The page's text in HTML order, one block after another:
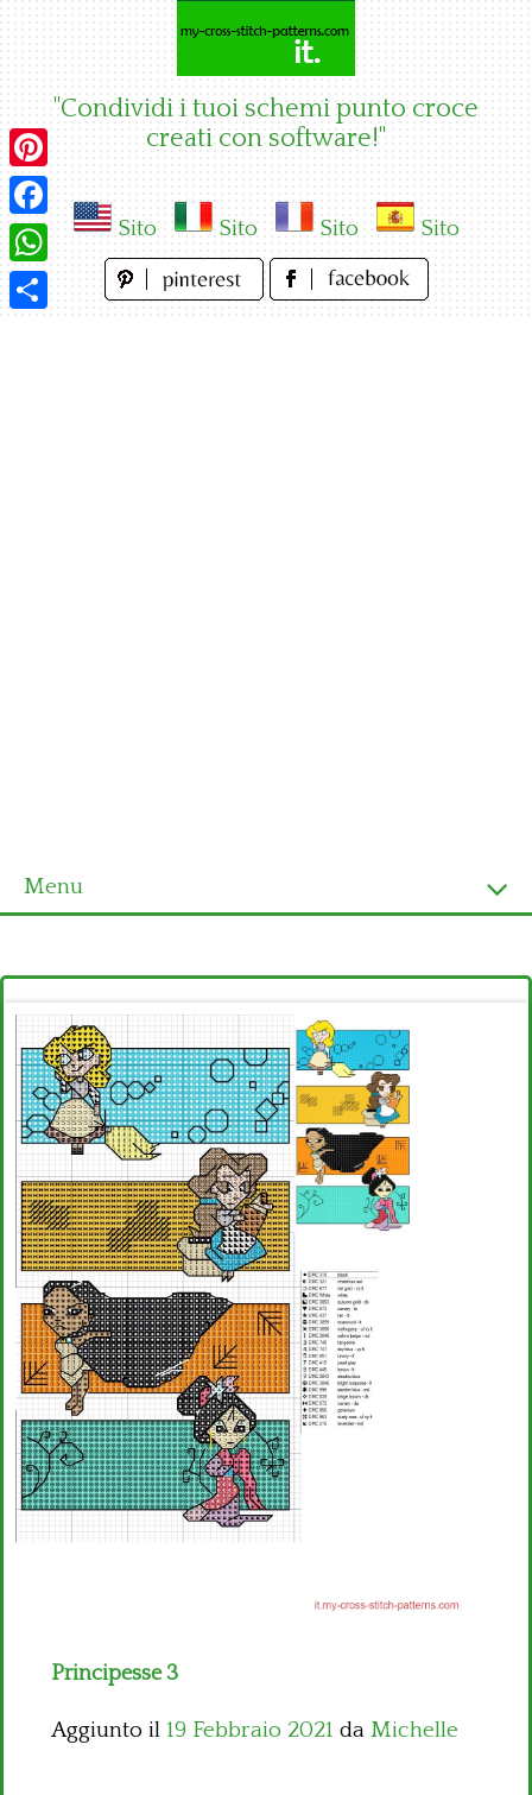
"Condividi i tuoi schemi punto croce
creati con software!"
Sito Sito Sito Sito
Menu
Ultimi schemi
Alfabeto
Bambini
Disney
Thun
Principesse 3
Aggiunto il 19 Febbraio 2021 da Michelle
Pinterest
Facebook
WhatsApp